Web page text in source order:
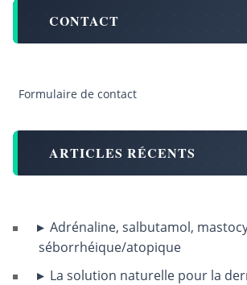
CONTACT
Formulaire de contact
ARTICLES RÉCENTS
Adrénaline, salbutamol,
séborrhéique/atopique
La solution naturelle pour la